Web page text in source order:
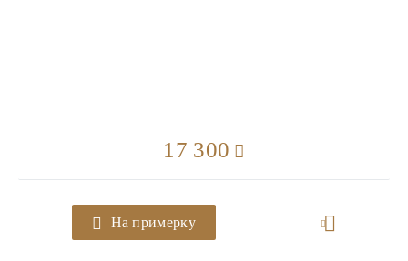
17 300
На примерку